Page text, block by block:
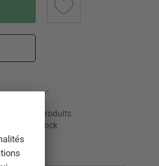
24 000 produits
en stock